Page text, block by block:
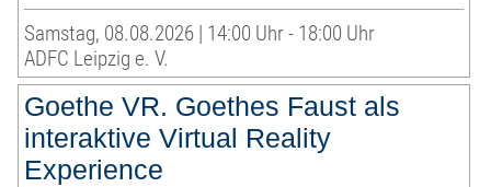
Samstag, 08.08.2026 | 14:00 Uhr - 18:00 Uhr
ADFC Leipzig e. V.
Goethe VR. Goethes Faust als
interaktive Virtual Reality
Experience